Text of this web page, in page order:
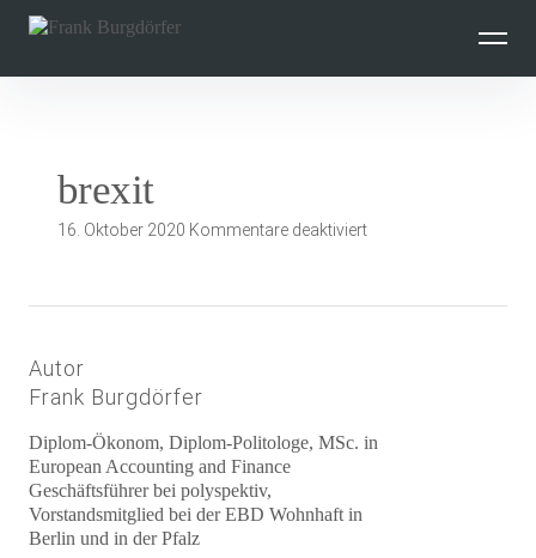
überspringen
brexit
16. Oktober 2020 Kommentare deaktiviertfür
Autor
Frank Burgdörfer
Diplom-Ökonom, Diplom-Politologe, MSc. in
European Accounting and Finance
Geschäftsführer bei polyspektiv,
Vorstandsmitglied bei der EBD Wohnhaft in
Berlin und in der Pfalz